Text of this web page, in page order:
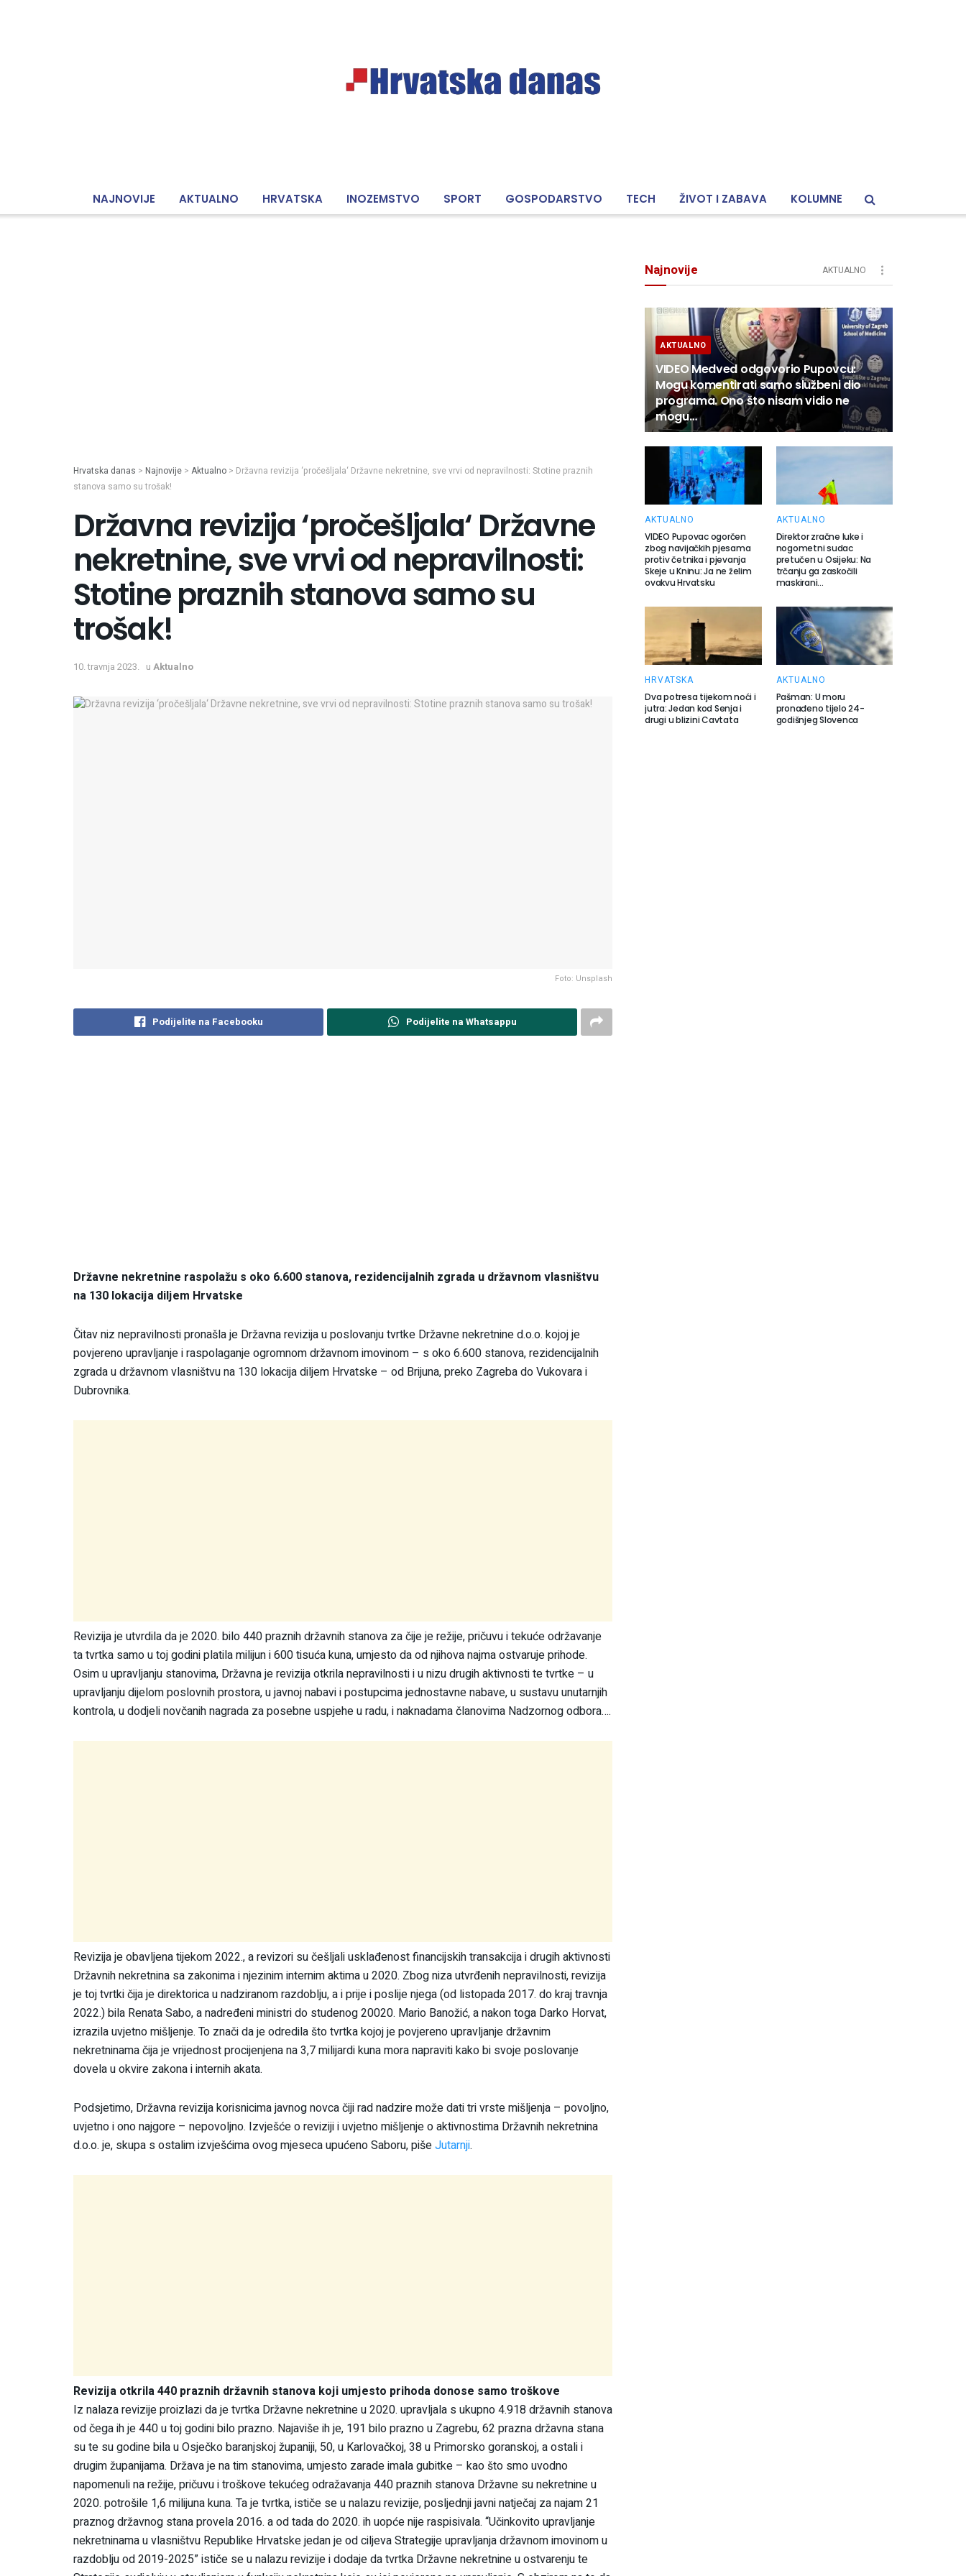
NAJNOVIJE AKTUALNO HRVATSKA INOZEMSTVO SPORT GOSPODARSTVO TECH ŽIVOT I ZABAVA KOLUMNE
Hrvatska danas > Najnovije > Aktualno > Državna revizija ‘pročešljala‘ Državne nekretnine, sve vrvi od nepravilnosti: Stotine praznih
stanova samo su trošak!
Državna revizija ‘pročešljala‘ Državne
nekretnine, sve vrvi od nepravilnosti:
Stotine praznih stanova samo su
trošak!
10. travnja 2023. u Aktualno
Foto: Unsplash
Podijelite na Facebooku Podijelite na Whatsappu
Državne nekretnine raspolažu s oko 6.600 stanova, rezidencijalnih zgrada u državnom vlasništvu
na 130 lokacija diljem Hrvatske
Čitav niz nepravilnosti pronašla je Državna revizija u poslovanju tvrtke Državne nekretnine d.o.o. kojoj je
povjereno upravljanje i raspolaganje ogromnom državnom imovinom – s oko 6.600 stanova, rezidencijalnih
zgrada u državnom vlasništvu na 130 lokacija diljem Hrvatske – od Brijuna, preko Zagreba do Vukovara i
Dubrovnika.
Revizija je utvrdila da je 2020. bilo 440 praznih državnih stanova za čije je režije, pričuvu i tekuće održavanje
ta tvrtka samo u toj godini platila milijun i 600 tisuća kuna, umjesto da od njihova najma ostvaruje prihode.
Osim u upravljanju stanovima, Državna je revizija otkrila nepravilnosti i u nizu drugih aktivnosti te tvrtke – u
upravljanju dijelom poslovnih prostora, u javnoj nabavi i postupcima jednostavne nabave, u sustavu unutarnjih
kontrola, u dodjeli novčanih nagrada za posebne uspjehe u radu, i naknadama članovima Nadzornog odbora….
Revizija je obavljena tijekom 2022., a revizori su češljali usklađenost financijskih transakcija i drugih aktivnosti
Državnih nekretnina sa zakonima i njezinim internim aktima u 2020. Zbog niza utvrđenih nepravilnosti, revizija
je toj tvrtki čija je direktorica u nadziranom razdoblju, a i prije i poslije njega (od listopada 2017. do kraj travnja
2022.) bila Renata Sabo, a nadređeni ministri do studenog 20020. Mario Banožić, a nakon toga Darko Horvat,
izrazila uvjetno mišljenje. To znači da je odredila što tvrtka kojoj je povjereno upravljanje državnim
nekretninama čija je vrijednost procijenjena na 3,7 milijardi kuna mora napraviti kako bi svoje poslovanje
dovela u okvire zakona i internih akata.
Podsjetimo, Državna revizija korisnicima javnog novca čiji rad nadzire može dati tri vrste mišljenja – povoljno,
uvjetno i ono najgore – nepovoljno. Izvješće o reviziji i uvjetno mišljenje o aktivnostima Državnih nekretnina
d.o.o. je, skupa s ostalim izvješćima ovog mjeseca upućeno Saboru, pišeJutarnji.
Revizija otkrila 440 praznih državnih stanova koji umjesto prihoda donose samo troškove
Iz nalaza revizije proizlazi da je tvrtka Državne nekretnine u 2020. upravljala s ukupno 4.918 državnih stanova
od čega ih je 440 u toj godini bilo prazno. Najaviše ih je, 191 bilo prazno u Zagrebu, 62 prazna državna stana
su te su godine bila u Osječko baranjskoj županiji, 50, u Karlovačkoj, 38 u Primorsko goranskoj, a ostali i
drugim županijama. Država je na tim stanovima, umjesto zarade imala gubitke – kao što smo uvodno
napomenuli na režije, pričuvu i troškove tekućeg odražavanja 440 praznih stanova Državne su nekretnine u
2020. potrošile 1,6 milijuna kuna. Ta je tvrtka, ističe se u nalazu revizije, posljednji javni natječaj za najam 21
praznog državnog stana provela 2016. a od tada do 2020. ih uopće nije raspisivala. “Učinkovito upravljanje
nekretninama u vlasništvu Republike Hrvatske jedan je od ciljeva Strategije upravljanja državnom imovinom u
razdoblju od 2019-2025” ističe se u nalazu revizije i dodaje da tvrtka Državne nekretnine u ostvarenju te
Najnovije AKTUALNO
AKTUALNO
VIDEO Medved odgovorio Pupovcu:
Mogu komentirati samo službeni dio
programa. Ono što nisam vidio ne
mogu…
AKTUALNO
VIDEO Pupovac ogorčen
zbog navijačkih pjesama
protiv četnika i pjevanja
Skeje u Kninu: Ja ne želim
ovakvu Hrvatsku
AKTUALNO
Direktor zračne luke i
nogometni sudac
pretučen u Osijeku: Na
trčanju ga zaskočili
maskirani…
HRVATSKA
Dva potresa tijekom noći i
jutra: Jedan kod Senja i
drugi u blizini Cavtata
AKTUALNO
Pašman: U moru
pronađeno tijelo 24-
godišnjeg Slovenca